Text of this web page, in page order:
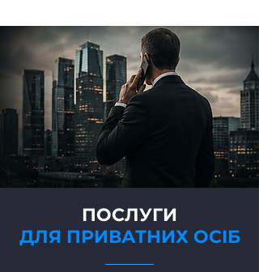
ПОСЛУГИ
ДЛЯ ПРИВАТНИХ ОСІБ